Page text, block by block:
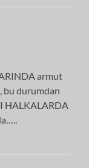
armut
bu durumdan
HALKALARDA